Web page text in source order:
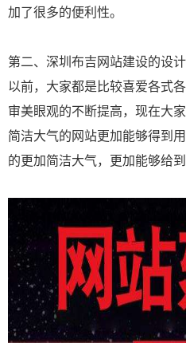
加了很多的便利性。
第二、深圳布吉网站建设的设
以前，大家都是比较喜爱各式
审美眼观的不断提高，现在大
简洁大气的网站更加能够得到
的更加简洁大气，更加能够给